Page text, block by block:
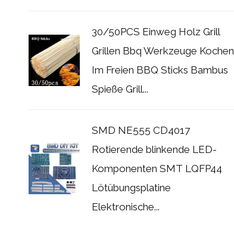
30/50PCS Einweg Holz Grill
Grillen Bbq Werkzeuge Kochen
Im Freien BBQ Sticks Bambus
Spieße Grill...
SMD NE555 CD4017
Rotierende blinkende LED-
Komponenten SMT LQFP44
Lötübungsplatine
Elektronische...